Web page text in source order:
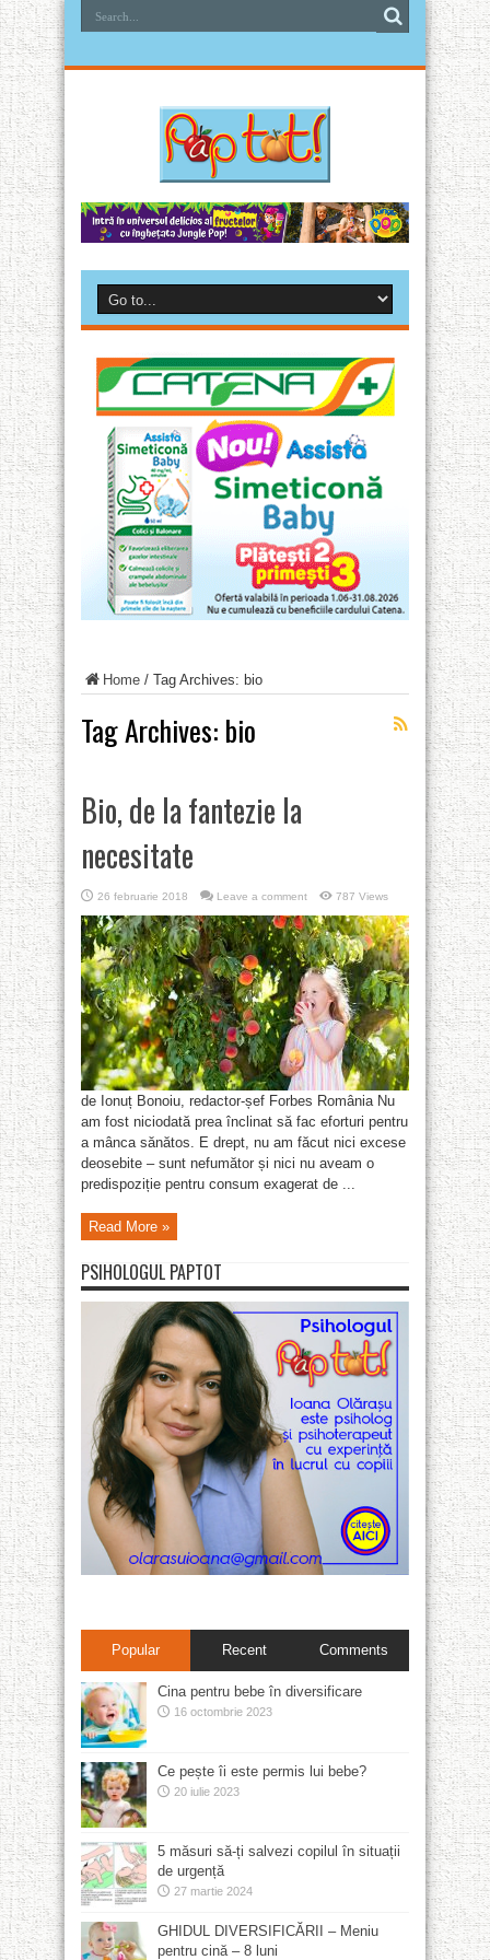
Home / Tag Archives: bio
Tag Archives: bio
Bio, de la fantezie la
necesitate
26 februarie 2018 Leave a comment 787 Views
de Ionuț Bonoiu, redactor-șef Forbes România Nu
am fost niciodată prea înclinat să fac eforturi pentru
a mânca sănătos. E drept, nu am făcut nici excese
deosebite – sunt nefumător și nici nu aveam o
predispoziție pentru consum exagerat de ...
Read More »
PSIHOLOGUL PAPTOT
Popular Recent Comments
Cina pentru bebe în diversificare
16 octombrie 2023
Ce pește îi este permis lui bebe?
20 iulie 2023
5 măsuri să-ți salvezi copilul în situații
de urgență
27 martie 2024
GHIDUL DIVERSIFICĂRII – Meniu
pentru cină – 8 luni